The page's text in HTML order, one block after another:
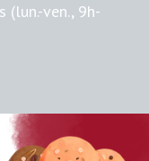
(lun.-ven., 9h-